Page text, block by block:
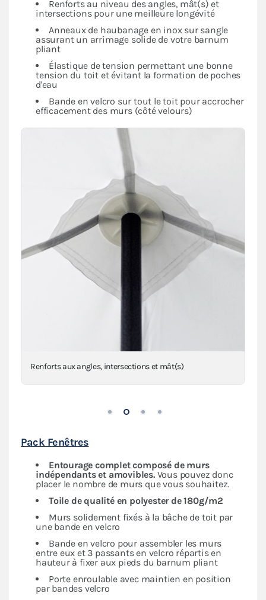
Renforts au niveau des angles, mât(s) et
intersections pour une meilleure longévité
Anneaux de haubanage en inox sur sangle
assurant un arrimage solide de votre barnum
pliant
Élastique de tension permettant une bonne
tension du toit et évitant la formation de poches
d'eau
Bande en velcro sur tout le toit pour accrocher
efficacement des murs (côté velours)
Anneaux de haubanage en inox sur sangles
Pack Fenêtres
Entourage complet composé de murs
indépendants et amovibles. Vous pouvez donc
placer le nombre de murs que vous souhaitez.
Toile de qualité en polyester de 180g/m2
Murs solidement fixés à la bâche de toit par
une bande en velcro
Bande en velcro pour assembler les murs
entre eux et 3 passants en velcro répartis en
hauteur à fixer aux pieds du barnum pliant
Porte enroulable avec maintien en position
par bandes velcro